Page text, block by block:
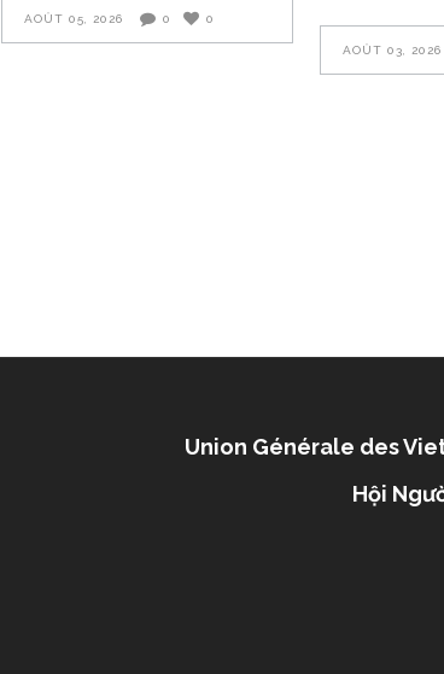
AOÛT 05, 2026 0 0
AOÛT 03, 2026
Union Générale des
Hội